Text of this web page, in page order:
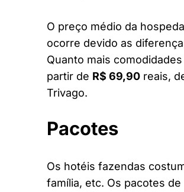
O preço médio da
ocorre devido as
Quanto mais
partir de R$ 69,90 reais,
Trivago.
Pacotes
Os hotéis fazendas
família, etc. Os pacotes